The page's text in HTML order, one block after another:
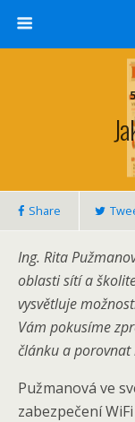
Share
Ing. Rita
oblasti sítí a
vysvětluje
Vám pokusíme
článku a porovnat
Pužmanová ve
zabezpečení